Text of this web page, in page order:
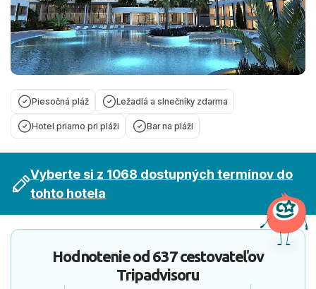
Piesočná pláž Ležadlá a slnečníky zdarma
Hotel priamo pri pláži Bar na pláži
Vyberte si z 1068 dostupných termínov do
tohto hotela
Hodnotenie od 637 cestovateľov
Tripadvisoru